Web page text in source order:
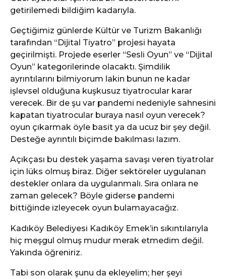
getirilemedi bildiğim kadarıyla.
Geçtiğimiz günlerde Kültür ve Turizm Bakanlığı
tarafından “Dijital Tiyatro” projesi hayata
geçirilmişti. Projede eserler “Sesli Oyun” ve “Dijital
Oyun” kategorilerinde olacaktı. Şimdilik
ayrıntılarını bilmiyorum lakin bunun ne kadar
işlevsel olduğuna kuşkusuz tiyatrocular karar
verecek. Bir de şu var pandemi nedeniyle sahnesini
kapatan tiyatrocular buraya nasıl oyun verecek?
oyun çıkarmak öyle basit ya da ucuz bir şey değil.
Desteğe ayrıntılı biçimde bakılması lazım.
Açıkçası bu destek yaşama savaşı veren tiyatrolar
için lüks olmuş biraz. Diğer sektöreler uygulanan
destekler onlara da uygulanmalı. Sıra onlara ne
zaman gelecek? Böyle giderse pandemi
bittiğinde izleyecek oyun bulamayacağız.
Kadıköy Belediyesi Kadıköy Emek’in sıkıntılarıyla
hiç meşgul olmuş mudur merak etmedim değil.
Yakında öğreniriz.
Tabi son olarak şunu da ekleyelim; her şeyi